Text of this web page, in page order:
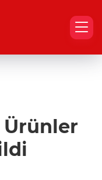
Ürünler